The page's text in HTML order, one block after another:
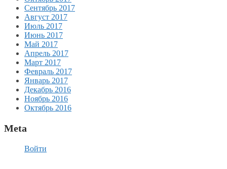
Сентябрь 2017
Август 2017
Июль 2017
Июнь 2017
Май 2017
Апрель 2017
Март 2017
Февраль 2017
Январь 2017
Декабрь 2016
Ноябрь 2016
Октябрь 2016
Meta
Войти